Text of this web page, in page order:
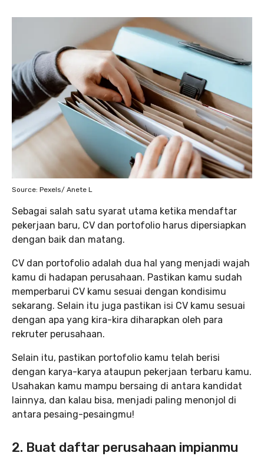
Source: Pexels/ Anete L
Sebagai salah satu syarat utama ketika mendaftar
pekerjaan baru, CV dan portofolio harus dipersiapkan
dengan baik dan matang.
CV dan portofolio adalah dua hal yang menjadi wajah
kamu di hadapan perusahaan. Pastikan kamu sudah
memperbarui CV kamu sesuai dengan kondisimu
sekarang. Selain itu juga pastikan isi CV kamu sesuai
dengan apa yang kira-kira diharapkan oleh para
rekruter perusahaan.
Selain itu, pastikan portofolio kamu telah berisi
dengan karya-karya ataupun pekerjaan terbaru kamu.
Usahakan kamu mampu bersaing di antara kandidat
lainnya, dan kalau bisa, menjadi paling menonjol di
antara pesaing-pesaingmu!
2. Buat daftar perusahaan impianmu